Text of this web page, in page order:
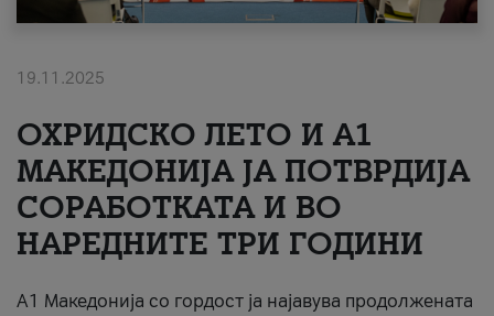
Надополни кредит
#ПодобарОнлајн
19.11.2025
ОХРИДСКО ЛЕТО И A1
МАКЕДОНИЈА ЈА ПОТВРДИЈА
СОРАБОТКАТА И ВО
НАРЕДНИТЕ ТРИ ГОДИНИ
A1 Македонија со гордост ја најавува продолжената